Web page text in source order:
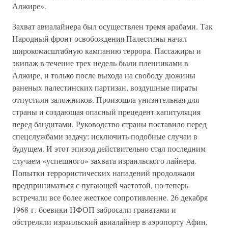
Алжире».
Захват авиалайнера был осуществлен тремя арабами. Так
Народный фронт освобождения Палестины начал
широкомасштабную кампанию террора. Пассажиры и
экипаж в течение трех недель были пленниками в
Алжире, и только после выхода на свободу дюжины
раненых палестинских партизан, воздушные пираты
отпустили заложников. Произошла унизительная для
страны и создающая опасный прецедент капитуляция
перед бандитами. Руководство страны поставило перед
спецслужбами задачу: исключить подобные случаи в
будущем. И этот эпизод действительно стал последним
случаем «успешного» захвата израильского лайнера.
Попытки террористических нападений продолжали
предприниматься с пугающей частотой, но теперь
встречали все более жесткое сопротивление. 26 декабря
1968 г. боевики НФОП забросали гранатами и
обстреляли израильский авиалайнер в аэропорту Афин,